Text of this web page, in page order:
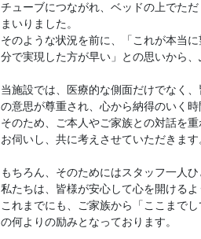
チューブにつながれ、ベッドの上でた
まいりました。
そのような状況を前に、「これが本当
分で実現した方が早い」との思いから
当施設では、医療的な側面だけでなく
の意思が尊重され、心から納得のいく
そのため、ご本人やご家族との対話を
お伺いし、共に考えさせていただきます
もちろん、そのためにはスタッフ一人
私たちは、皆様が安心して心を開ける
これまでにも、ご家族から「ここまで
の何よりの励みとなっております。